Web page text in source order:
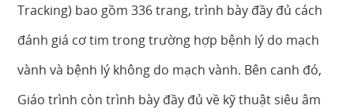
Tracking) bao gồm 336 trang, trình bày đầy đủ cách
đánh giá cơ tim trong trường hợp bệnh lý do mạch
vành và bệnh lý không do mạch vành. Bên canh đó,
Giáo trình còn trình bày đầy đủ về kỹ thuật siêu âm